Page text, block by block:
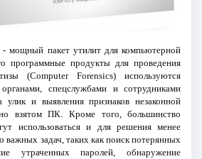
- мощный пакет утилит для компьютерной
программные продукты для проведения
(Computer Forensics) используются
спецслужбами и сотрудниками
улик и выявления признаков незаконной
взятом ПК. Кроме того, большинство
использоваться и для решения менее
важных задач, таких как поиск потерянных
утраченных паролей, обнаружение